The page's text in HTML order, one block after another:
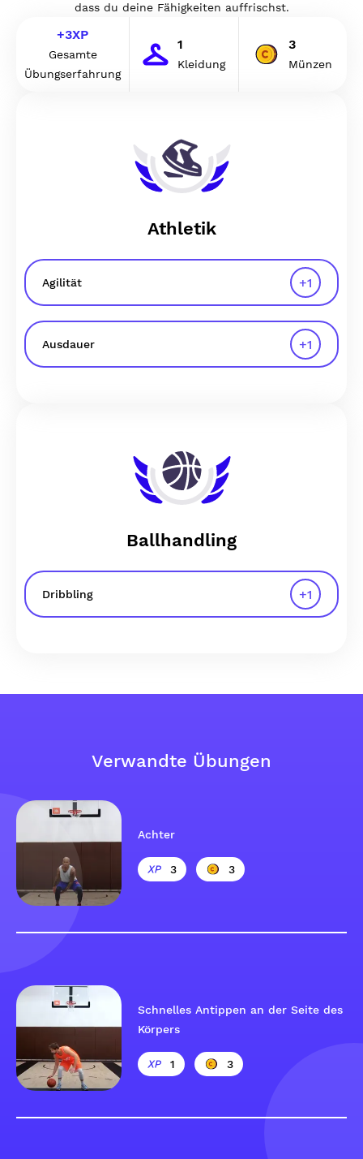
dass du deine Fähigkeiten auffrischst.
+3XP
Gesamte
Übungserfahrung
1
Kleidung
3
Münzen
Athletik
Agilität +1
Ausdauer +1
Ballhandling
Dribbling +1
Verwandte Übungen
Achter
3 3
Schnelles Antippen an der Seite des
Körpers
1 3